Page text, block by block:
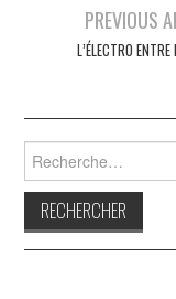
NavigationPREVIOUS
L’ÉLECTRO ENTRE